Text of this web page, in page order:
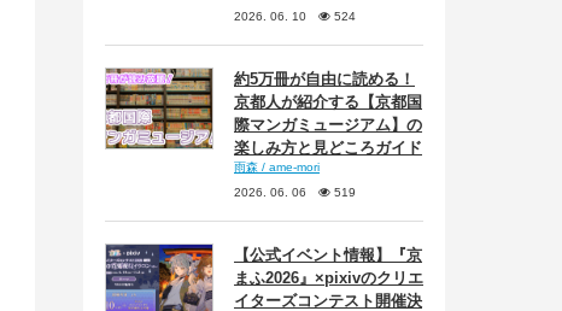
2026. 06. 10
524
約5万冊が自由に読める！
京都人が紹介する【京都国
際マンガミュージアム】の
楽しみ方と見どころガイド
雨森 / ame-mori
2026. 06. 06
519
【公式イベント情報】『京
まふ2026』×pixivのクリエ
イターズコンテスト開催決